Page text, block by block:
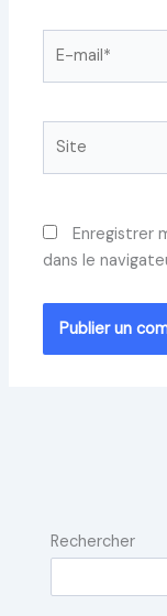
mail*
Enregistrer
dans le
Rechercher